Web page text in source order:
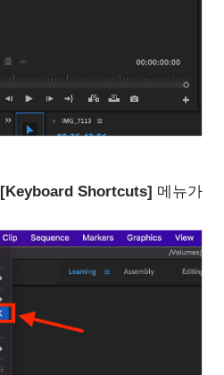
[Keyboard Shortcuts] 메뉴가